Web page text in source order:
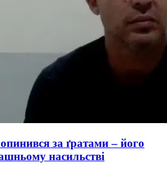
за ґратами – його
насильстві